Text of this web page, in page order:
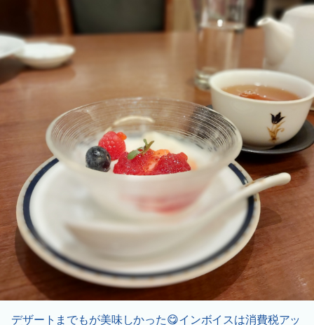
デザートまでもが美味しかった😋インボイスは消費税アッ